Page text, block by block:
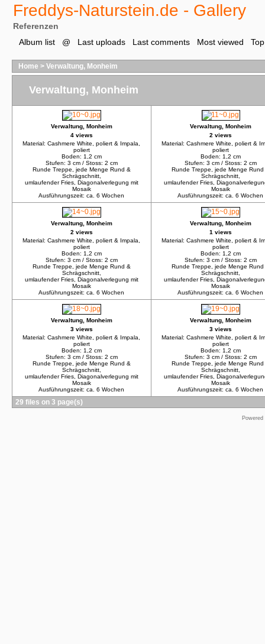
Freddys-Naturstein.de - Gallery
Referenzen
Album list
@ Last uploads Last comments Most viewed
Home > Verwaltung, Monheim
Verwaltung, Monheim
Verwaltung, Monheim
4 views
Material: Cashmere White, poliert & Impala,
poliert
Boden: 1,2 cm
Stufen: 3 cm / Stoss: 2 cm
Runde Treppe, jede Menge Rund &
Schrägschnitt,
umlaufender Fries, Diagonalverlegung mit
Mosaik
Ausführungszeit: ca. 6 Wochen
Verwaltung, Monheim
2 views
Material: Cashmere White, poliert &
poliert
Boden: 1,2 cm
Stufen: 3 cm / Stoss: 2 cm
Runde Treppe, jede Menge Rund
Schrägschnitt,
umlaufender Fries,
Mosaik
Ausführungszeit: ca. 6 Wochen
Verwaltung, Monheim
2 views
Material: Cashmere White, poliert & Impala,
poliert
Boden: 1,2 cm
Stufen: 3 cm / Stoss: 2 cm
Runde Treppe, jede Menge Rund &
Schrägschnitt,
umlaufender Fries, Diagonalverlegung mit
Mosaik
Ausführungszeit: ca. 6 Wochen
Verwaltung, Monheim
1 views
Material: Cashmere White, poliert &
poliert
Boden: 1,2 cm
Stufen: 3 cm / Stoss: 2 cm
Runde Treppe, jede Menge Rund
Schrägschnitt,
umlaufender Fries,
Mosaik
Ausführungszeit: ca. 6 Wochen
Verwaltung, Monheim
3 views
Material: Cashmere White, poliert & Impala,
poliert
Boden: 1,2 cm
Stufen: 3 cm / Stoss: 2 cm
Runde Treppe, jede Menge Rund &
Schrägschnitt,
umlaufender Fries, Diagonalverlegung mit
Mosaik
Ausführungszeit: ca. 6 Wochen
Verwaltung, Monheim
3 views
Material: Cashmere White, poliert &
poliert
Boden: 1,2 cm
Stufen: 3 cm / Stoss: 2 cm
Runde Treppe, jede Menge Rund
Schrägschnitt,
umlaufender Fries,
Mosaik
Ausführungszeit: ca. 6 Wochen
29 files on 3 page(s)